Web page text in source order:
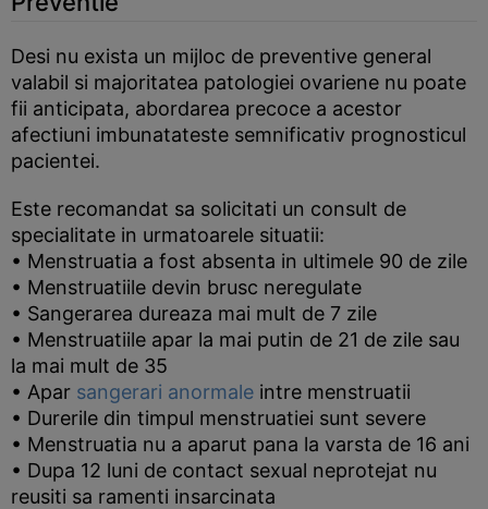
Desi nu exista un mijloc de preventive general
valabil si majoritatea patologiei ovariene nu poate
fii anticipata, abordarea precoce a acestor
afectiuni imbunatateste semnificativ prognosticul
pacientei.
Este recomandat sa solicitati un consult de
specialitate in urmatoarele situatii:
• Menstruatia a fost absenta in ultimele 90 de zile
• Menstruatiile devin brusc neregulate
• Sangerarea dureaza mai mult de 7 zile
• Menstruatiile apar la mai putin de 21 de zile sau
la mai mult de 35
• Apar sangerari anormale intre menstruatii
• Durerile din timpul menstruatiei sunt severe
• Menstruatia nu a aparut pana la varsta de 16 ani
• Dupa 12 luni de contact sexual neprotejat nu
reusiti sa ramenti insarcinata